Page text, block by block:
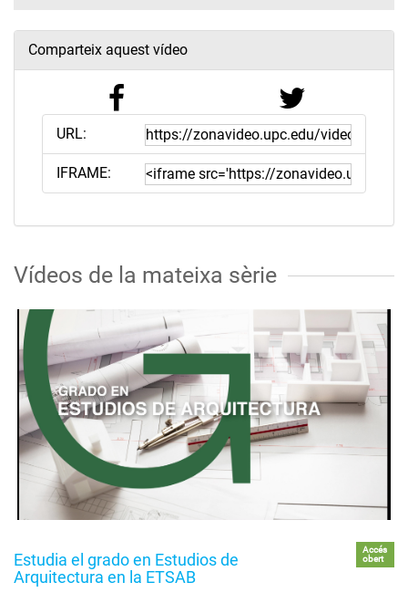
Comparteix aquest vídeo
URL:
IFRAME:
Vídeos de la mateixa sèrie
Estudia el grado en Estudios de
Arquitectura en la ETSAB
Accés
obert